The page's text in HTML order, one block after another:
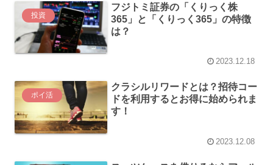
投資
フジトミ証券の「くりっく株
365」と「くりっく365」の特徴
は？
2023.12.18
ポイ活
クラシルリワードとは？招待コー
ドを利用するとお得に始められま
す！
2023.12.08